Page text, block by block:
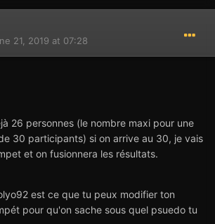
21, 2019 at 07:28
26 personnes (le nombre maxi pour une
30 participants) si on arrive au 30, je vais
et on fusionnera les résultats.
est ce que tu peux modifier ton
pour qu'on sache sous quel psuedo tu